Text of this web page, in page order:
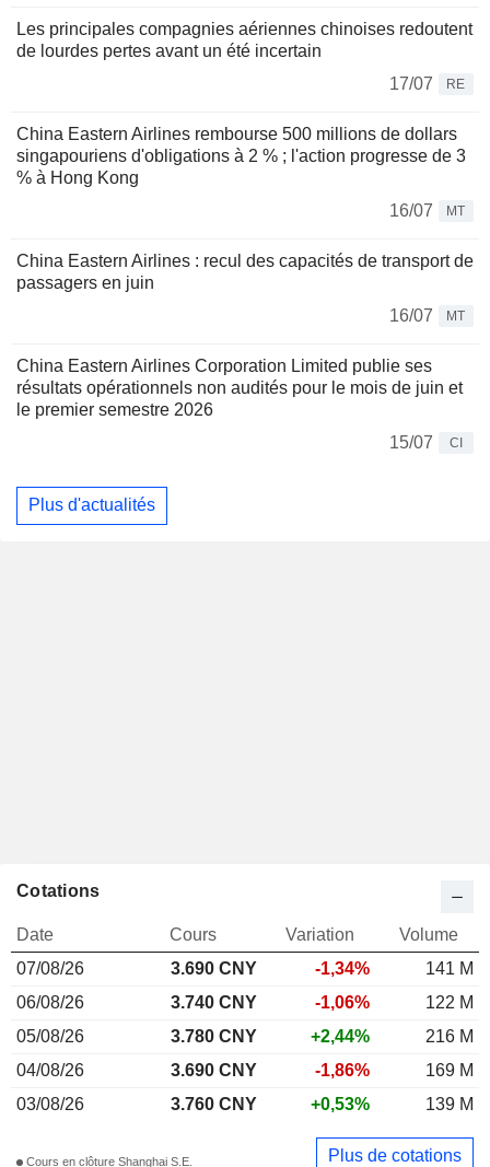
Les principales compagnies aériennes chinoises redoutent
de lourdes pertes avant un été incertain
17/07
RE
China Eastern Airlines rembourse 500 millions de dollars
singapouriens d'obligations à 2 % ; l'action progresse de 3
% à Hong Kong
16/07
MT
China Eastern Airlines : recul des capacités de transport de
passagers en juin
16/07
MT
China Eastern Airlines Corporation Limited publie ses
résultats opérationnels non audités pour le mois de juin et
le premier semestre 2026
15/07
CI
Plus d'actualités
Cotations
Date Cours Variation
Volume
07/08/26
3.690 CNY -1,34%
141 M
06/08/26
3.740 CNY -1,06%
122 M
05/08/26
3.780 CNY +2,44%
216 M
04/08/26
3.690 CNY -1,86%
169 M
03/08/26
3.760 CNY +0,53% 139 M
Cours en clôture Shanghai S.E. Plus de cotations